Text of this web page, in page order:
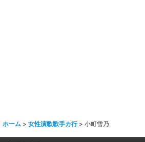
ホーム > 女性演歌歌手カ行 > 小町雪乃